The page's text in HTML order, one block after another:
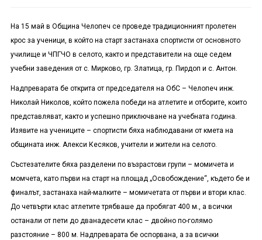
На 15 май в Община Челопеч се проведе традиционният пролетен
крос за ученици, в който на старт застанаха спортисти от основното
училище и ЧПГЧО в селото, както и представители на още седем
учебни заведения от с. Мирково, гр. Златица, гр. Пирдоп и с. Антон.
Надпреварата бе открита от председателя на ОбС – Челопеч инж.
Николай Николов, който пожела победи на атлетите и отборите, които
представляват, както и успешно приключване на учебната година.
Изявите на учениците – спортисти бяха наблюдавани от кмета на
общината инж. Алекси Кесяков, учители и жители на селото.
Състезателите бяха разделени по възрастови групи – момичета и
момчета, като първи на старт на площад „Освобождение“, където бе и
финалът, застанаха най-малките – момичетата от първи и втори клас.
До четвърти клас атлетите трябваше да пробягат 400 м., а всички
останали от пети до дванадесети клас – двойно по-голямо
разстояние – 800 м. Надпреварата бе оспорвана, а за всички